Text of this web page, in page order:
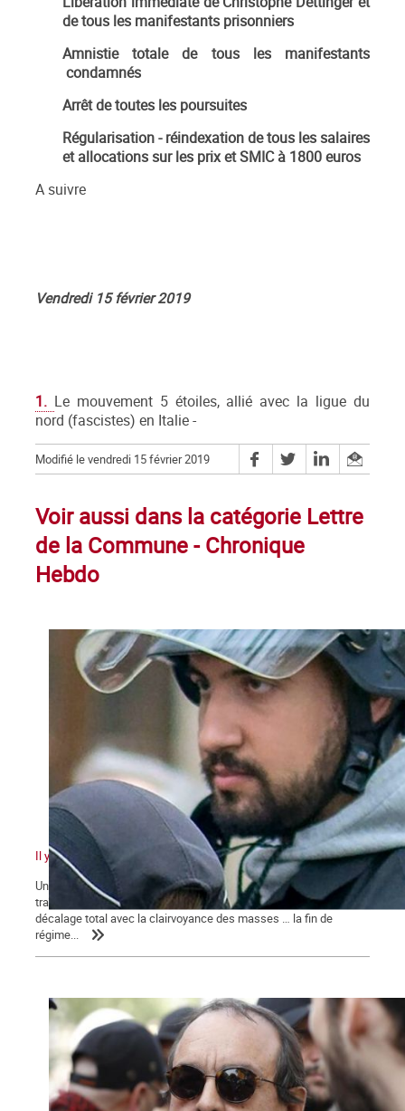
de tous les manifestants prisonniers
Amnistie totale de tous les manifestants
condamnés
Arrêt de toutes les poursuites
Régularisation - réindexation de tous les salaires
et allocations sur les prix et SMIC à 1800 euros
A suivre
Vendredi 15 février 2019
1. Le mouvement 5 étoiles, allié avec la ligue du
nord (fascistes) en Italie -
Modifié le vendredi 15 février 2019
Voir aussi dans la catégorie Lettre
de la Commune - Chronique
Hebdo
Il y a quelque chose de pourri au royaume de Macron
Un pouvoir en marche pour sa réélection qui n’en finit pas de
traîner des casseroles judiciaires … Une classe politique en
décalage total avec la clairvoyance des masses … la fin de
régime...